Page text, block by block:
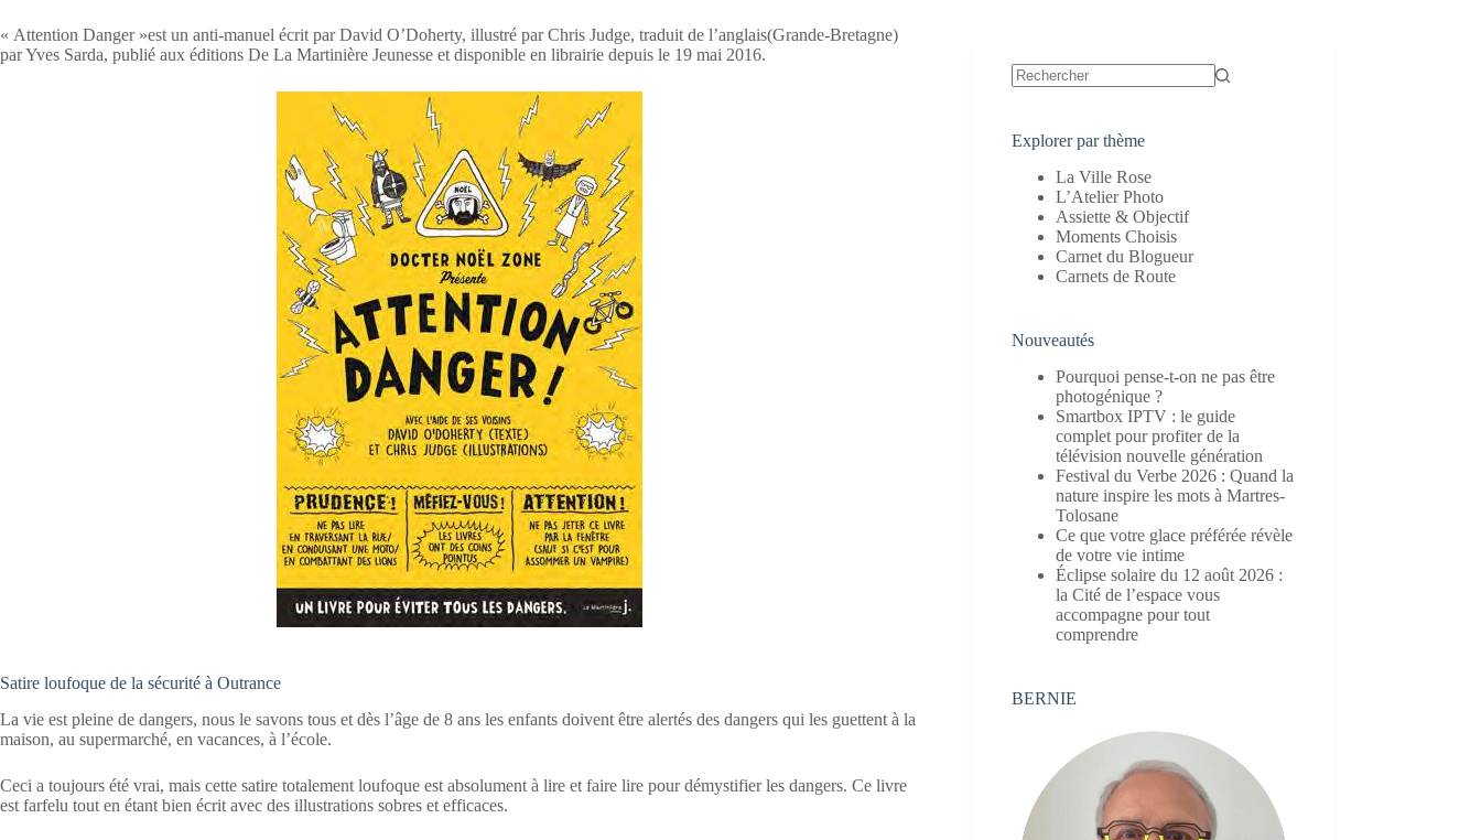
« Attention Danger »est un anti-manuel écrit par David O’Doherty, illustré par Chris Judge, traduit de l’anglais(Grande-Bretagne)
par Yves Sarda, publié aux éditions De La Martinière Jeunesse et disponible en librairie depuis le 19 mai 2016.
Satire loufoque de la sécurité à Outrance
La vie est pleine de dangers, nous le savons tous et dès l’âge de 8 ans les enfants doivent être alertés des dangers qui les guettent à la
maison, au supermarché, en vacances, à l’école.
Ceci a toujours été vrai, mais cette satire totalement loufoque est absolument à lire et faire lire pour démystifier les dangers. Ce livre
est farfelu tout en étant bien écrit avec des illustrations sobres et efficaces.
Explorer par thème
La Ville Rose
L’Atelier Photo
Assiette & Objectif
Moments Choisis
Carnet du Blogueur
Carnets de Route
Nouveautés
Pourquoi pense-t-on ne pas être
photogénique ?
Smartbox IPTV : le guide
complet pour profiter de la
télévision nouvelle génération
Festival du Verbe 2026 : Quand la
nature inspire les mots à Martres-
Tolosane
Ce que votre glace préférée révèle
de votre vie intime
Éclipse solaire du 12 août 2026 :
la Cité de l’espace vous
accompagne pour tout
comprendre
BERNIE